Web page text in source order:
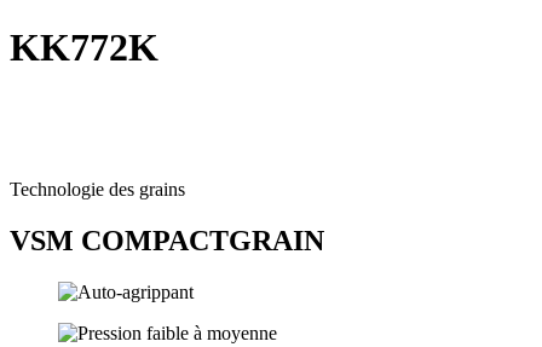
KK772K
Technologie des grains
VSM COMPACTGRAIN